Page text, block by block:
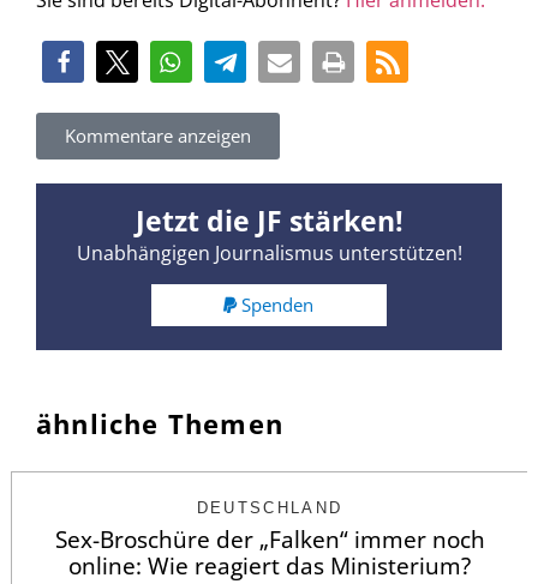
Kommentare anzeigen
Jetzt die JF stärken!
Unabhängigen Journalismus unterstützen!
Spenden
ähnliche Themen
DEUTSCHLAND
Sex-Broschüre der „Falken“ immer noch
online: Wie reagiert das Ministerium?